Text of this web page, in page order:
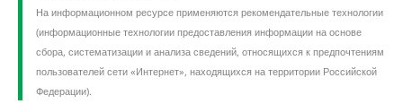
На информационном ресурсе применяются рекомендательные технологии
(информационные технологии предоставления информации на основе
сбора, систематизации и анализа сведений, относящихся к предпочтениям
пользователей сети «Интернет», находящихся на территории Российской
Федерации).